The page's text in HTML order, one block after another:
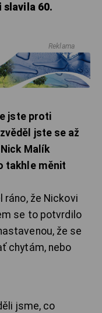
slavila 60.
Reklama
jste proti
jste se až
Malík
takhle měnit
ráno, že Nickovi
se to potvrdilo
že se
chytám, nebo
jsme, co